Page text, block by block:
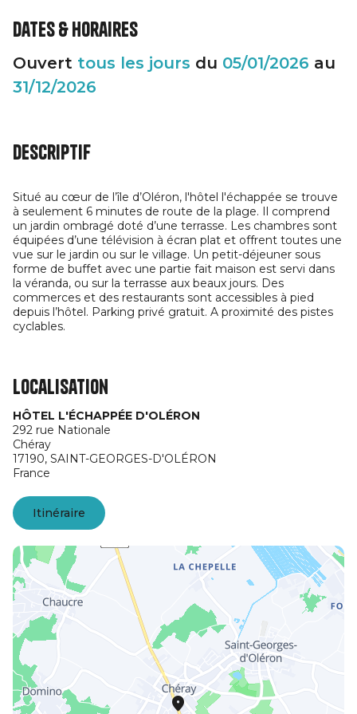
Dates & horaires
Ouvert tous les jours du 05/01/2026 au
31/12/2026
Descriptif
Situé au cœur de l’île d’Oléron, l'hôtel l'échappée se trouve
à seulement 6 minutes de route de la plage. Il comprend
un jardin ombragé doté d’une terrasse. Les chambres sont
équipées d’une télévision à écran plat et offrent toutes une
vue sur le jardin ou sur le village. Un petit-déjeuner sous
forme de buffet avec une partie fait maison est servi dans
la véranda, ou sur la terrasse aux beaux jours. Des
commerces et des restaurants sont accessibles à pied
depuis l’hôtel. Parking privé gratuit. A proximité des pistes
cyclables.
Localisation
HÔTEL L'ÉCHAPPÉE D'OLÉRON
292 rue Nationale
Chéray
17190, SAINT-GEORGES-D'OLÉRON
France
Itinéraire